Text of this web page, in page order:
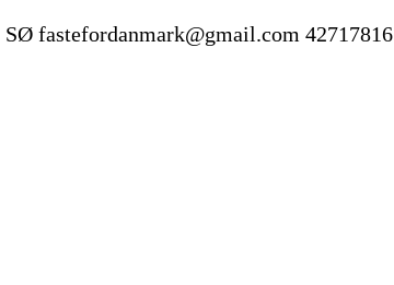
SØ fastefordanmark@gmail.com 42717816